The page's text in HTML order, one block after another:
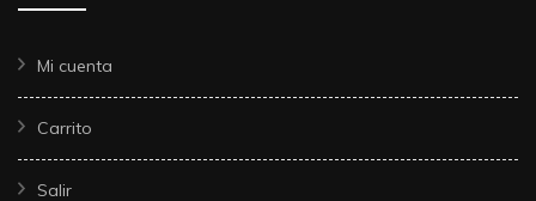
Mi cuenta
Carrito
Salir